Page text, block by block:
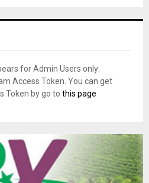
for Admin Users only:
Access Token. You can get
Token by go to this page